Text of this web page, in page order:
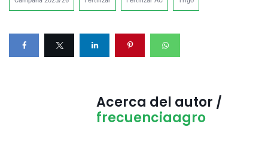
Acerca del autor /
frecuenciaagro